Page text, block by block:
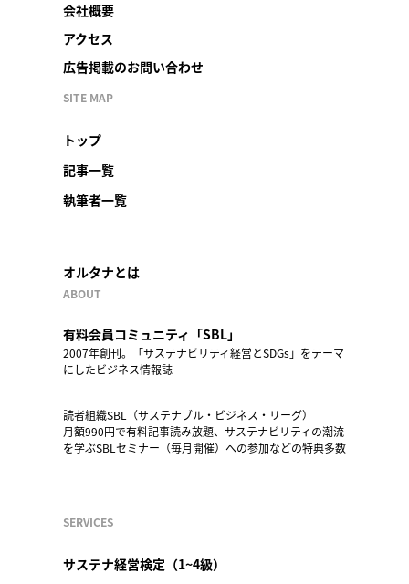
会社概要
アクセス
広告掲載のお問い合わせ
SITE MAP
トップ
記事一覧
執筆者一覧
オルタナとは
ABOUT
有料会員コミュニティ「SBL」
2007年創刊。「サステナビリティ経営とSDGs」をテーマ
にしたビジネス情報誌
読者組織SBL（サステナブル・ビジネス・リーグ）
月額990円で有料記事読み放題、サステナビリティの潮流
を学ぶSBLセミナー（毎月開催）への参加などの特典多数
SERVICES
サステナ経営検定（1~4級）